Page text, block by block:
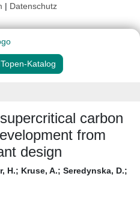
| Datenschutz
Katalog
carbon
from
design
H.; Kruse, A.; Seredynska, D.;